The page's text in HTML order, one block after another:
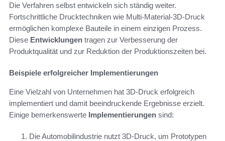
Die Verfahren selbst entwickeln sich ständig weiter.
Fortschrittliche Drucktechniken wie Multi-Material-3D-Druck
ermöglichen komplexe Bauteile in einem einzigen Prozess.
Diese Entwicklungen tragen zur Verbesserung der
Produktqualität und zur Reduktion der Produktionszeiten bei.
Beispiele erfolgreicher Implementierungen
Eine Vielzahl von Unternehmen hat 3D-Druck erfolgreich
implementiert und damit beeindruckende Ergebnisse erzielt.
Einige bemerkenswerte Implementierungen sind:
Die Automobilindustrie nutzt 3D-Druck, um Prototypen